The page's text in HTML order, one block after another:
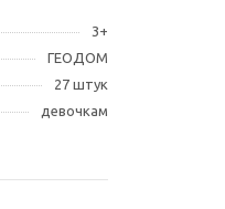
3+
ГЕОДОМ
27 штук
девочкам